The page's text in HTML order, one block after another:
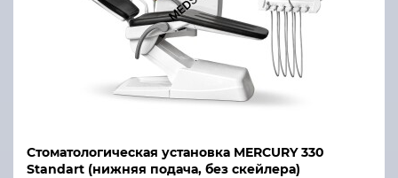
Стоматологическая установка MERCURY 330
Standart (нижняя подача, без скейлера)